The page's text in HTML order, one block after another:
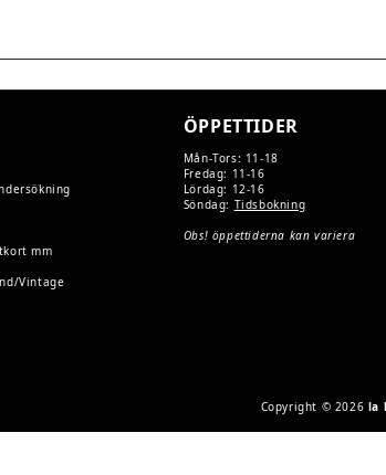
mm
Vintage
ÖPPETTIDER
Mån-Tors: 11-18
Fredag: 11-16
Lördag: 12-16
Söndag: Tidsbokning
Obs! öppettiderna kan variera
Copyright © 2026 la